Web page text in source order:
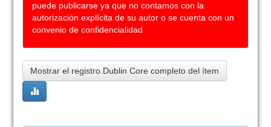
puede publicarse ya que no contamos con la
autorización explícita de su autor o se cuenta con un
convenio de confidencialidad
Mostrar el registro Dublin Core completo del ítem